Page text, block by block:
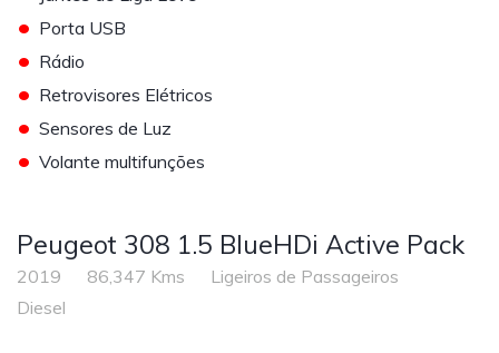
• Porta USB
• Rádio
• Retrovisores Elétricos
• Sensores de Luz
• Volante multifunções
Peugeot 308 1.5 BlueHDi Active Pack
2019 86,347 Kms
Ligeiros de Passageiros
Diesel